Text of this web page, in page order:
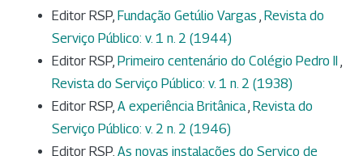
Editor RSP, Fundação Getúlio Vargas , Revista do
Serviço Público: v. 1 n. 2 (1944)
Editor RSP, Primeiro centenário do Colégio Pedro II ,
Revista do Serviço Público: v. 1 n. 2 (1938)
Editor RSP, A experiência Britânica, Revista do
Serviço Público: v. 2 n. 2 (1946)
Editor RSP, As novas instalações do Serviço de